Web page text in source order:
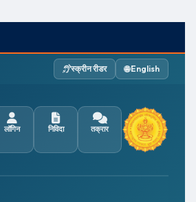
स्क्रीन रीडर 🌐 English
लॉगिन निविदा तक्रार